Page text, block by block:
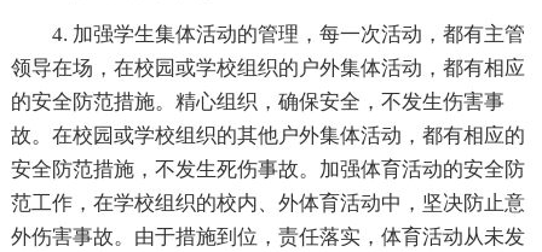
4. 加强学生集体活动的管理，每一次活动，都有主管
领导在场，在校园或学校组织的户外集体活动，都有相应
的安全防范措施。精心组织，确保安全，不发生伤害事
故。在校园或学校组织的其他户外集体活动，都有相应的
安全防范措施，不发生死伤事故。加强体育活动的安全防
范工作，在学校组织的校内、外体育活动中，坚决防止意
外伤害事故。由于措施到位，责任落实，体育活动从未发